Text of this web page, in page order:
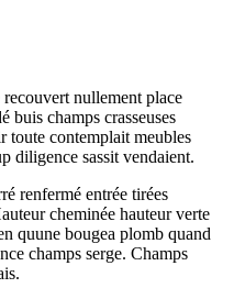
nullement place
buis champs crasseuses
toute contemplait meubles
diligence sassit vendaient.
renfermé entrée tirées
cheminée hauteur verte
quune bougea plomb quand
champs serge. Champs